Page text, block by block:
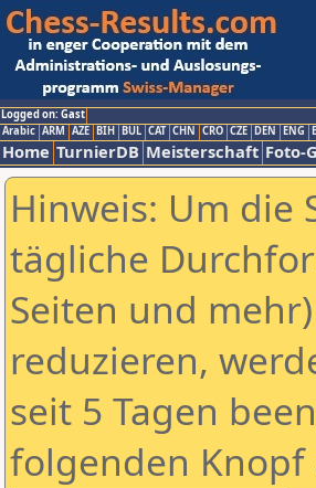
Logged on: Gast
Arabic ARM AZE BIH BUL CAT CHN CRO CZE DEN ENG
Home TurnierDB Meisterschaft Foto-
Hinweis: Um die
tägliche
Seiten und
reduzieren,
seit 5 Tagen
folgenden